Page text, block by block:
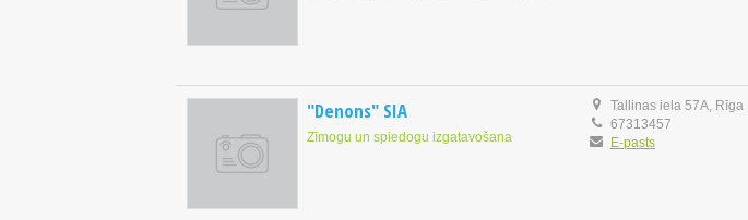
"Denons" SIA
Zīmogu un spiedogu izgatavošana
Tallinas iela 57A, Rīga
67313457
E-pasts